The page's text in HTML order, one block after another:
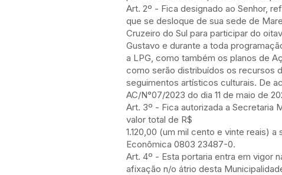
Art. 2º - Fica designado ao Senhor,
que se desloque de sua sede de
Cruzeiro do Sul para participar do
Gustavo e durante a toda
a LPG, como também os planos de
como serão distribuídos os recursos
seguimentos artísticos culturais. De
AC/N°07/2023 do dia 11 de maio de
Art. 3º - Fica autorizada a Secretaria
valor total de R$
1.120,00 (um mil cento e vinte reais)
Econômica 0803 23487-0.
Art. 4º - Esta portaria entra em vigor
afixação n/o átrio desta